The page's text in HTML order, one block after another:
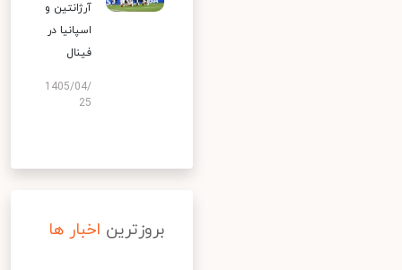
آرژانتین و
اسپانیا در
فینال
1405/04/
25
بروزترین اخبار ها